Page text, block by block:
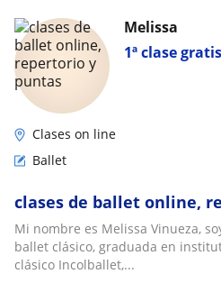
1ª clase gratis
Melissa
Clases on line
Ballet
clases de ballet online,
Mi nombre es Melissa Vinueza,
ballet clásico, graduada en
clásico Incolballet,...